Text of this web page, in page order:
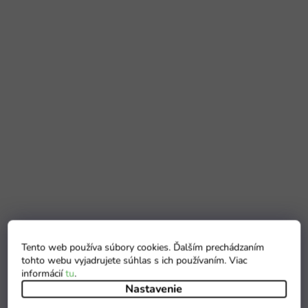
Tento web používa súbory cookies. Ďalším prechádzaním
tohto webu vyjadrujete súhlas s ich používaním. Viac
informáciítu.
Nastavenie